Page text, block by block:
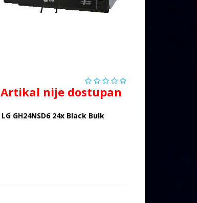
Artikal nije dostupan
LG GH24NSD6 24x Black Bulk